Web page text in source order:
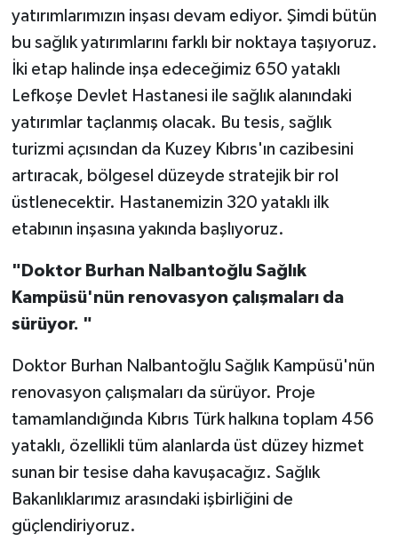
yatırımlarımızın inşası devam ediyor. Şimdi bütün
bu sağlık yatırımlarını farklı bir noktaya taşıyoruz.
İki etap halinde inşa edeceğimiz 650 yataklı
Lefkoşe Devlet Hastanesi ile sağlık alanındaki
yatırımlar taçlanmış olacak. Bu tesis, sağlık
turizmi açısından da Kuzey Kıbrıs'ın cazibesini
artıracak, bölgesel düzeyde stratejik bir rol
üstlenecektir. Hastanemizin 320 yataklı ilk
etabının inşasına yakında başlıyoruz.
"Doktor Burhan Nalbantoğlu Sağlık
Kampüsü'nün renovasyon çalışmaları da
sürüyor. "
Doktor Burhan Nalbantoğlu Sağlık Kampüsü'nün
renovasyon çalışmaları da sürüyor. Proje
tamamlandığında Kıbrıs Türk halkına toplam 456
yataklı, özellikli tüm alanlarda üst düzey hizmet
sunan bir tesise daha kavuşacağız. Sağlık
Bakanlıklarımız arasındaki işbirliğini de
güçlendiriyoruz.